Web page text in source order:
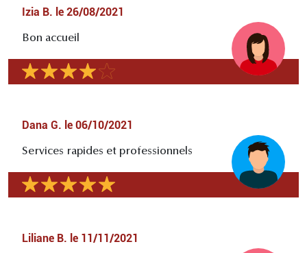
Izia B. le 26/08/2021
Bon accueil
Dana G. le 06/10/2021
Services rapides et professionnels
Liliane B. le 11/11/2021